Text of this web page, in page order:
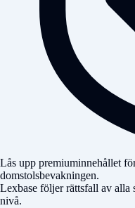
Lås upp premiuminnehållet
domstolsbevakningen.
Lexbase följer rättsfall av alla
nivå.